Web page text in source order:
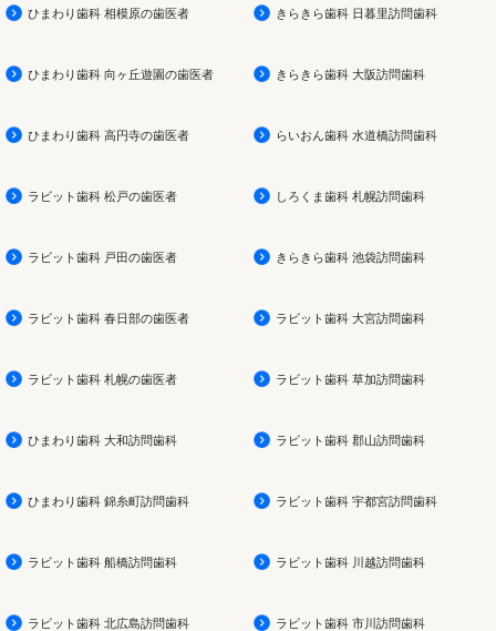
ひまわり歯科 相模原の歯医者
ひまわり歯科 向ヶ丘遊園の歯医者
ひまわり歯科 高円寺の歯医者
ラビット歯科 松戸の歯医者
ラビット歯科 戸田の歯医者
ラビット歯科 春日部の歯医者
ラビット歯科 札幌の歯医者
ひまわり歯科 大和訪問歯科
ひまわり歯科 錦糸町訪問歯科
ラビット歯科 船橋訪問歯科
ラビット歯科 北広島訪問歯科
きらきら歯科 日暮里訪問歯科
きらきら歯科 大阪訪問歯科
らいおん歯科 水道橋訪問歯科
しろくま歯科 札幌訪問歯科
きらきら歯科 池袋訪問歯科
ラビット歯科 大宮訪問歯科
ラビット歯科 草加訪問歯科
ラビット歯科 郡山訪問歯科
ラビット歯科 宇都宮訪問歯科
ラビット歯科 川越訪問歯科
ラビット歯科 市川訪問歯科